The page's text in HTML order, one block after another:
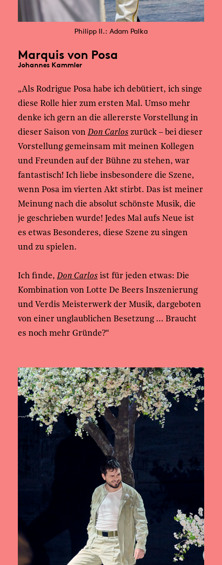
Philipp II.: Adam Palka
Marquis von Posa
Johannes Kammler
„Als Rodrigue Posa habe ich debütiert, ich singe
diese Rolle hier zum ersten Mal. Umso mehr
denke ich gern an die allererste Vorstellung in
dieser Saison von Don Carlos zurück – bei dieser
Vorstellung gemeinsam mit meinen Kollegen
und Freunden auf der Bühne zu stehen, war
fantastisch! Ich liebe insbesondere die Szene,
wenn Posa im vierten Akt stirbt. Das ist meiner
Meinung nach die absolut schönste Musik, die
je geschrieben wurde! Jedes Mal aufs Neue ist
es etwas Besonderes, diese Szene zu singen
und zu spielen.
Ich finde, Don Carlos ist für jeden etwas: Die
Kombination von Lotte De Beers Inszenierung
und Verdis Meisterwerk der Musik, dargeboten
von einer unglaublichen Besetzung ... Braucht
es noch mehr Gründe?“